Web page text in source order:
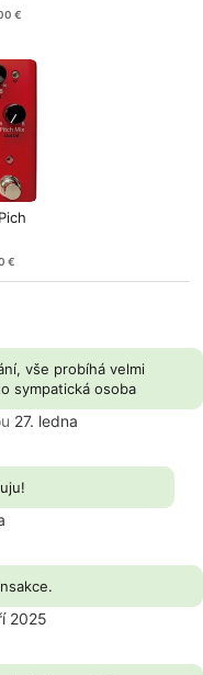
€
€
vše probíhá velmi
sympatická osoba
27. ledna
2025